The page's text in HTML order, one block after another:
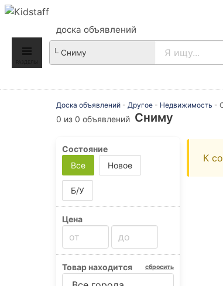
доска объявлений
Доска объявлений - Другое - Недвижимость -
0 из 0 объявлений Сниму
Состояние
Все
Новое
Б/У
Цена
Товар находится сбросить
К